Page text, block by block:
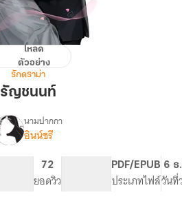
โหลด
ตัวอย่าง
รักดราม่า
รัญชนนท์
เรื่อง
ชน
นท์
(มี
นามปากกา
อินน์ชรี
72
ยอดวิว
PDF/EPUB
ประเภทไฟล์
6 ธ
วันที่